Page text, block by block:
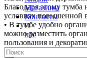
Магазины
Контакты
О
нас
Благодаря этому тумба
условиях повышенной
• В тумбе удобно
можно разместить
пользования и
бытовую химию или